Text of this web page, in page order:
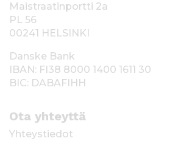
Maistraatinportti 2a
PL 56
00241 HELSINKI
Danske Bank
IBAN: FI38 8000 1400 1611 30
BIC: DABAFIHH
Ota yhteyttä
Yhteystiedot